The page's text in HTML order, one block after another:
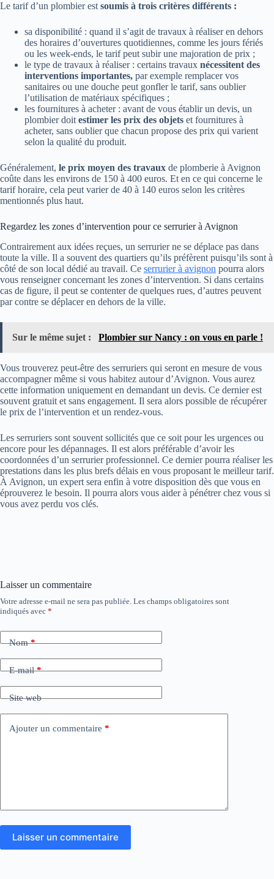
Le tarif d’un plombier est soumis à trois critères différents :
sa disponibilité : quand il s’agit de travaux à réaliser en dehors
des horaires d’ouvertures quotidiennes, comme les jours fériés
ou les week-ends, le tarif peut subir une majoration de prix ;
le type de travaux à réaliser : certains travaux nécessitent des
interventions importantes, par exemple remplacer vos
sanitaires ou une douche peut gonfler le tarif, sans oublier
l’utilisation de matériaux spécifiques ;
les fournitures à acheter : avant de vous établir un devis, un
plombier doit estimer les prix des objets et fournitures à
acheter, sans oublier que chacun propose des prix qui varient
selon la qualité du produit.
Généralement, le prix moyen des travaux de plomberie à Avignon
coûte dans les environs de 150 à 400 euros. Et en ce qui concerne le
tarif horaire, cela peut varier de 40 à 140 euros selon les critères
mentionnés plus haut.
Regardez les zones d’intervention pour ce serrurier à Avignon
Contrairement aux idées reçues, un serrurier ne se déplace pas dans
toute la ville. Il a souvent des quartiers qu’ils préfèrent puisqu’ils sont à
côté de son local dédié au travail. Ce serrurier à avignon pourra alors
vous renseigner concernant les zones d’intervention. Si dans certains
cas de figure, il peut se contenter de quelques rues, d’autres peuvent
par contre se déplacer en dehors de la ville.
Sur le même sujet : Plombier sur Nancy : on vous en parle !
Vous trouverez peut-être des serruriers qui seront en mesure de vous
accompagner même si vous habitez autour d’Avignon. Vous aurez
cette information uniquement en demandant un devis. Ce dernier est
souvent gratuit et sans engagement. Il sera alors possible de récupérer
le prix de l’intervention et un rendez-vous.
Les serruriers sont souvent sollicités que ce soit pour les urgences ou
encore pour les dépannages. Il est alors préférable d’avoir les
coordonnées d’un serrurier professionnel. Ce dernier pourra réaliser les
prestations dans les plus brefs délais en vous proposant le meilleur tarif.
À Avignon, un expert sera enfin à votre disposition dès que vous en
éprouverez le besoin. Il pourra alors vous aider à pénétrer chez vous si
vous avez perdu vos clés.
Laisser un commentaire
Votre adresse e-mail ne sera pas publiée. Les champs obligatoires sont
indiqués avec *
Nom*
E-mail*
Site web
Ajouter un commentaire *
Laisser un commentaire